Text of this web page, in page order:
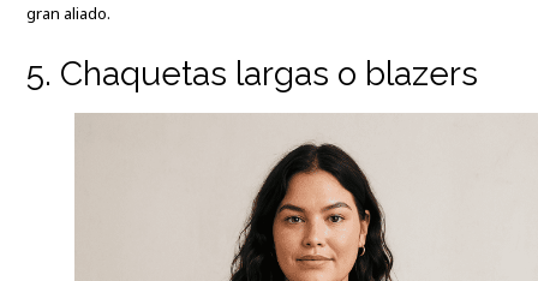
gran aliado.
5. Chaquetas largas o blazers